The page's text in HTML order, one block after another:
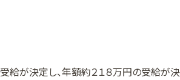
給が決定し、年額約２１８万円の受給が決